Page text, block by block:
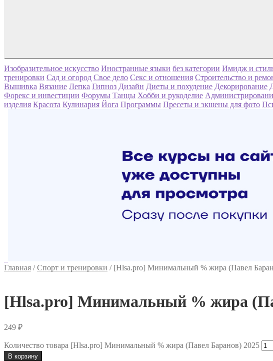
Изобразительное искусство Иностранные языки без категории Имидж и
тренировки Сад и огород Свое дело Секс и отношения Строительство и
Вышивка Вязание Лепка Гипноз Дизайн Диеты и похудение Декорирование
Форекс и инвестиции Форумы Танцы Хобби и рукоделие
изделия Красота Кулинария Йога Программы Пресеты и экшены для фото
Главная /Спорт и тренировки / [Hlsa.pro] Минимальный % жира (Павел
[Hlsa.pro] Минимальный % жира
249 ₽
Количество товара [Hlsa.pro] Минимальный % жира (Павел Баранов) 2025
В корзину